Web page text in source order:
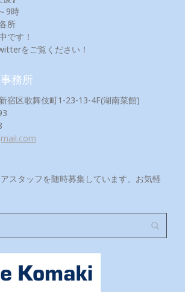
9時
所
です！
をご覧ください！
務所
宿区歌舞伎町1-23-13-4F(湖南菜館)
スタッフを随時募集しています。お気軽